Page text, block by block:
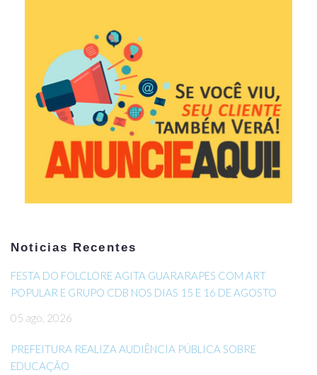
Noticias Recentes
FESTA DO FOLCLORE AGITA GUARARAPES COM ART
POPULAR E GRUPO CDB NOS DIAS 15 E 16 DE AGOSTO
05 ago, 2026
PREFEITURA REALIZA AUDIÊNCIA PÚBLICA SOBRE
EDUCAÇÃO